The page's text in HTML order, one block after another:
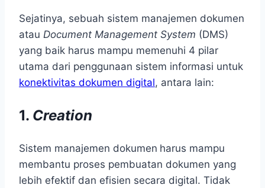
Sejatinya, sebuah sistem manajemen dokumen
atau Document Management System (DMS)
yang baik harus mampu memenuhi 4 pilar
utama dari penggunaan sistem informasi untuk
konektivitas dokumen digital, antara lain:
1. Creation
Sistem manajemen dokumen harus mampu
membantu proses pembuatan dokumen yang
lebih efektif dan efisien secara digital. Tidak